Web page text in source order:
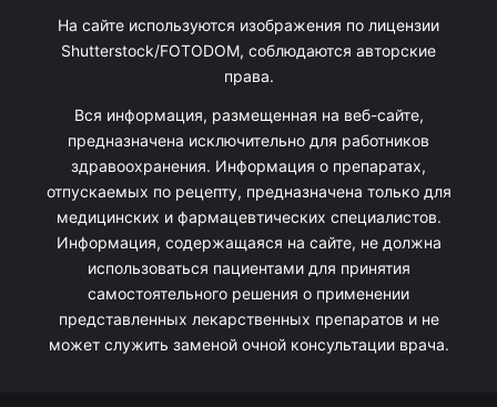
На сайте используются изображения по лицензии
Shutterstock/FOTODOM, соблюдаются авторские
права.
Вся информация, размещенная на веб-сайте,
предназначена исключительно для работников
здравоохранения. Информация о препаратах,
отпускаемых по рецепту, предназначена только для
медицинских и фармацевтических специалистов.
Информация, содержащаяся на сайте, не должна
использоваться пациентами для принятия
самостоятельного решения о применении
представленных лекарственных препаратов и не
может служить заменой очной консультации врача.